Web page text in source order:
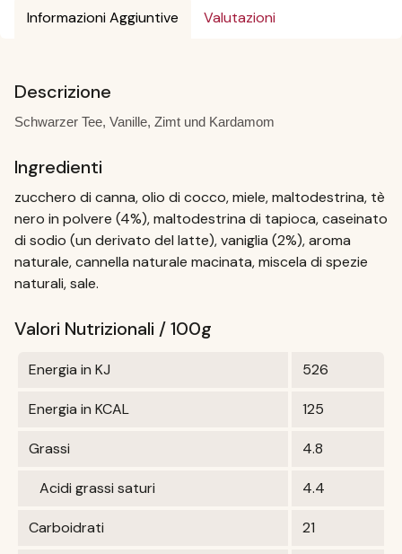
Informazioni Aggiuntive Valutazioni
Descrizione
Schwarzer Tee, Vanille, Zimt und Kardamom
Ingredienti
zucchero di canna, olio di cocco, miele, maltodestrina, tè
nero in polvere (4%), maltodestrina di tapioca, caseinato
di sodio (un derivato del latte), vaniglia (2%), aroma
naturale, cannella naturale macinata, miscela di spezie
naturali, sale.
Valori Nutrizionali / 100g
Energia in KJ 526
Energia in KCAL 125
Grassi 4.8
Acidi grassi saturi 4.4
Carboidrati 21